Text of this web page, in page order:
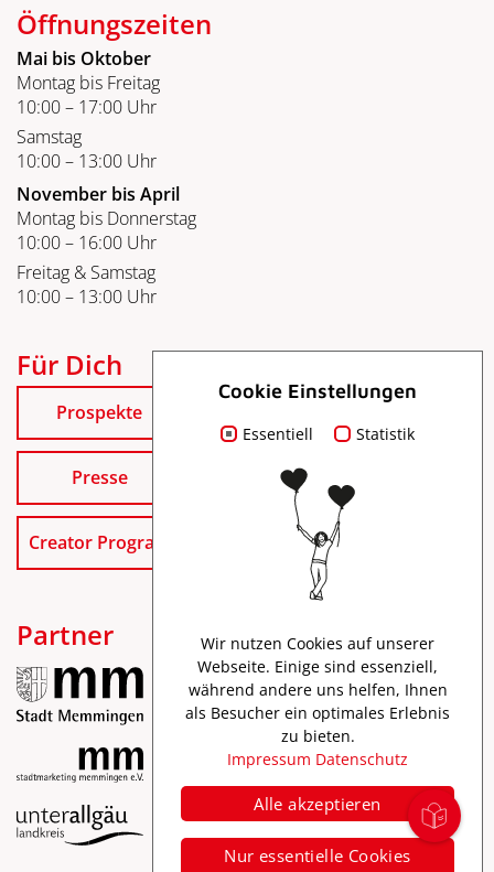
Öffnungszeiten
Mai bis Oktober
Montag bis Freitag
10:00 – 17:00 Uhr
Samstag
10:00 – 13:00 Uhr
November bis April
Montag bis Donnerstag
10:00 – 16:00 Uhr
Freitag & Samstag
10:00 – 13:00 Uhr
Für Dich
Prospekte
Presse
Creator Program
Partner
Impressum
Datenschutz
Cookie Einstellungen
Essentiell Statistik
Wir nutzen Cookies auf unserer
Webseite. Einige sind essenziell,
während andere uns helfen, Ihnen
als Besucher ein optimales Erlebnis
zu bieten.
Impressum Datenschutz
Alle akzeptieren
Nur essentielle Cookies